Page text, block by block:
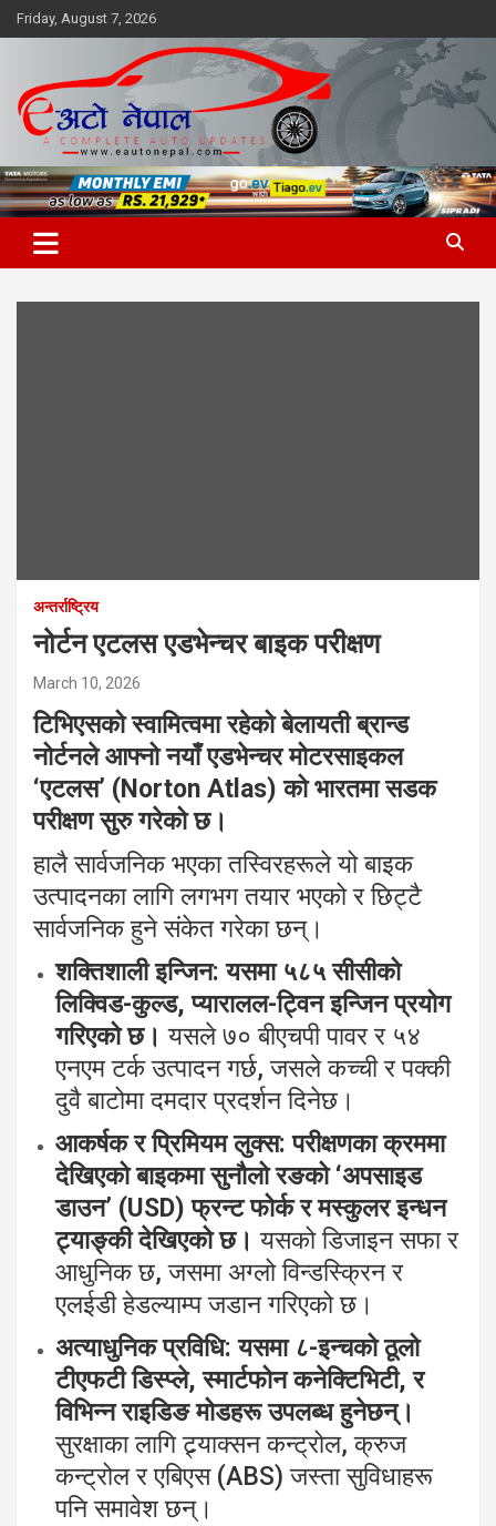
Skip
to
Friday, August 7, 2026
अन्तर्राष्ट्रिय
नोर्टन एटलस एडभेन्चर बाइक परीक्षण
March 10, 2026
टिभिएसको स्वामित्वमा रहेको बेलायती ब्रान्ड
नोर्टनले आफ्नो नयाँ एडभेन्चर मोटरसाइकल
‘एटलस’ (Norton Atlas) को भारतमा सडक
परीक्षण सुरु गरेको छ।
हालै सार्वजनिक भएका तस्विरहरूले यो बाइक
उत्पादनका लागि लगभग तयार भएको र छिट्टै
सार्वजनिक हुने संकेत गरेका छन्।
शक्तिशाली इन्जिन: यसमा ५८५ सीसीको
लिक्विड-कुल्ड, प्यारालल-ट्विन इन्जिन प्रयोग
गरिएको छ। यसले ७० बीएचपी पावर र ५४
एनएम टर्क उत्पादन गर्छ, जसले कच्ची र पक्की
दुवै बाटोमा दमदार प्रदर्शन दिनेछ।
आकर्षक र प्रिमियम लुक्स: परीक्षणका क्रममा
देखिएको बाइकमा सुनौलो रङको ‘अपसाइड
डाउन’ (USD) फ्रन्ट फोर्क र मस्कुलर इन्धन
ट्याङ्की देखिएको छ। यसको डिजाइन सफा र
आधुनिक छ, जसमा अग्लो विन्डस्क्रिन र
एलईडी हेडल्याम्प जडान गरिएको छ।
अत्याधुनिक प्रविधि: यसमा ८-इन्चको ठूलो
टीएफटी डिस्प्ले, स्मार्टफोन कनेक्टिभिटी, र
विभिन्न राइडिङ मोडहरू उपलब्ध हुनेछन्।
सुरक्षाका लागि ट्र्याक्सन कन्ट्रोल, क्रुज
कन्ट्रोल र एबिएस (ABS) जस्ता सुविधाहरू
पनि समावेश छन्।